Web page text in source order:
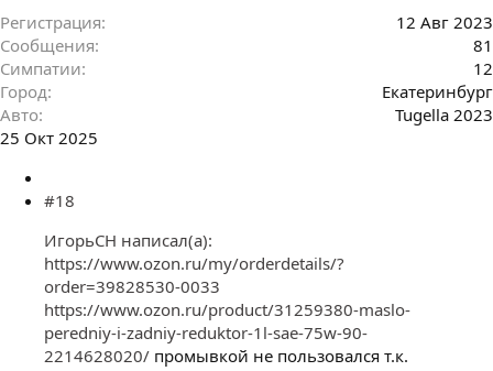
Регистрация
12 Авг 2023
Сообщения
81
Симпатии
12
Город
Екатеринбург
Авто
Tugella 2023
25 Окт 2025
#18
ИгорьСН написал(а):
https://www.ozon.ru/my/orderdetails/?
order=39828530-0033
https://www.ozon.ru/product/31259380-maslo-
peredniy-i-zadniy-reduktor-1l-sae-75w-90-
2214628020/ промывкой не пользовался т.к.